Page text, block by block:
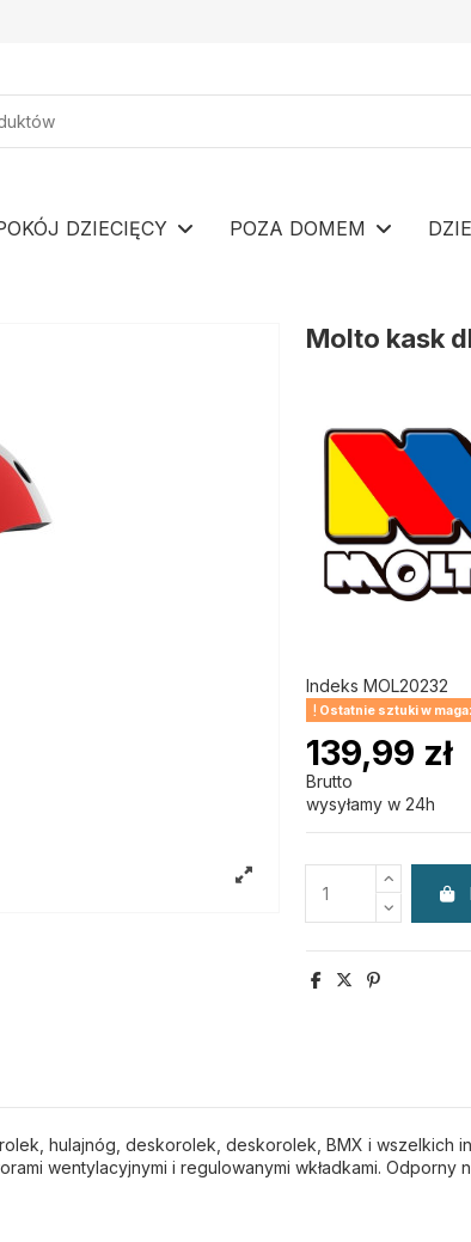
DZIECIĘCY POZA DOMEM
Molto kask
Indeks MOL20232
Ostatnie sztuki w
139,99 zł
Brutto
wysyłamy w 24h
hulajnóg, deskorolek, deskorolek, BMX i wszelkich
wentylacyjnymi i regulowanymi wkładkami. Odporny